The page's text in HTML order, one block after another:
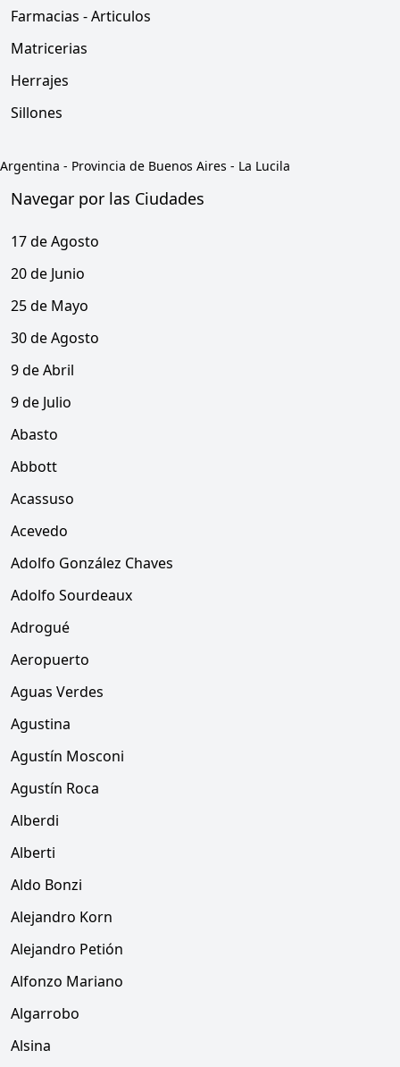
Farmacias - Articulos
Matricerias
Herrajes
Sillones
Argentina - Provincia de Buenos Aires - La Lucila
Navegar por las Ciudades
17 de Agosto
20 de Junio
25 de Mayo
30 de Agosto
9 de Abril
9 de Julio
Abasto
Abbott
Acassuso
Acevedo
Adolfo González Chaves
Adolfo Sourdeaux
Adrogué
Aeropuerto
Aguas Verdes
Agustina
Agustín Mosconi
Agustín Roca
Alberdi
Alberti
Aldo Bonzi
Alejandro Korn
Alejandro Petión
Alfonzo Mariano
Algarrobo
Alsina